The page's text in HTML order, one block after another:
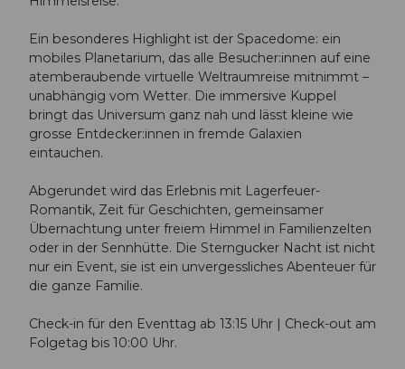
Ein besonderes Highlight ist der Spacedome: ein
mobiles Planetarium, das alle Besucher:innen auf eine
atemberaubende virtuelle Weltraumreise mitnimmt –
unabhängig vom Wetter. Die immersive Kuppel
bringt das Universum ganz nah und lässt kleine wie
grosse Entdecker:innen in fremde Galaxien
eintauchen.
Abgerundet wird das Erlebnis mit Lagerfeuer-
Romantik, Zeit für Geschichten, gemeinsamer
Übernachtung unter freiem Himmel in Familienzelten
oder in der Sennhütte. Die Sterngucker Nacht ist nicht
nur ein Event, sie ist ein unvergessliches Abenteuer für
die ganze Familie.
Check-in für den Eventtag ab 13:15 Uhr | Check-out am
Folgetag bis 10:00 Uhr.